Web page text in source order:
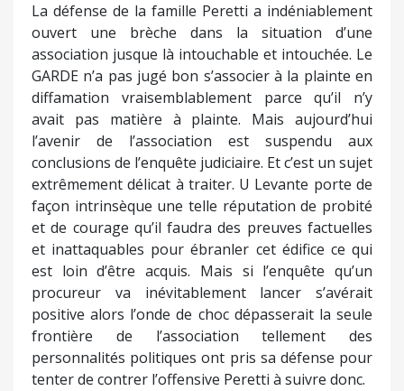
La défense de la famille Peretti a indéniablement
ouvert une brèche dans la situation d’une
association jusque là intouchable et intouchée. Le
GARDE n’a pas jugé bon s’associer à la plainte en
diffamation vraisemblablement parce qu’il n’y
avait pas matière à plainte. Mais aujourd’hui
l’avenir de l’association est suspendu aux
conclusions de l’enquête judiciaire. Et c’est un sujet
extrêmement délicat à traiter. U Levante porte de
façon intrinsèque une telle réputation de probité
et de courage qu’il faudra des preuves factuelles
et inattaquables pour ébranler cet édifice ce qui
est loin d’être acquis. Mais si l’enquête qu’un
procureur va inévitablement lancer s’avérait
positive alors l’onde de choc dépasserait la seule
frontière de l’association tellement des
personnalités politiques ont pris sa défense pour
tenter de contrer l’offensive Peretti à suivre donc.